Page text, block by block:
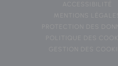
ACCESSIBILITÉ
MENTIONS LÉGALES